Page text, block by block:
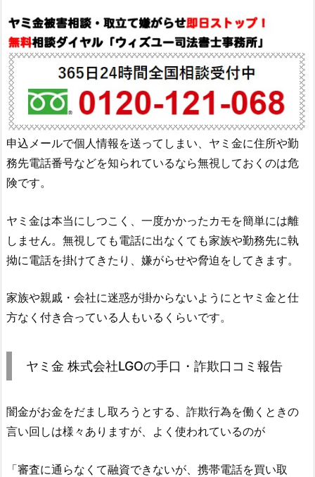
申込メールで個人情報を送ってしまい、ヤミ金に住所や勤
務先電話番号などを知られているなら無視しておくのは危
険です。
ヤミ金は本当にしつこく、一度かかったカモを簡単には離
しません。無視しても電話に出なくても家族や勤務先に執
拗に電話を掛けてきたり、嫌がらせや脅迫をしてきます。
家族や親戚・会社に迷惑が掛からないようにとヤミ金と仕
方なく付き合っている人もいるくらいです。
ヤミ金 株式会社LGOの手口・詐欺口コミ報告
闇金がお金をだまし取ろうとする、詐欺行為を働くときの
言い回しは様々ありますが、よく使われているのが
「審査に通らなくて融資できないが、携帯電話を買い取